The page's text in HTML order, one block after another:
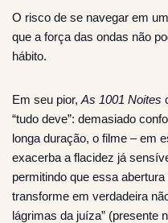
O risco de se navegar em
que a força das ondas não
hábito.
Em seu pior, As 1001 Noites
“tudo deve”: demasiado
longa duração, o filme – em
exacerba a flacidez já
permitindo que essa
transforme em verdadeira
lágrimas da juíza” (presente